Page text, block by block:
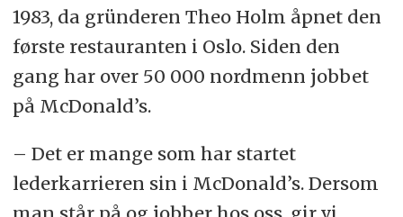
1983, da gründeren Theo Holm åpnet den
første restauranten i Oslo. Siden den
gang har over 50 000 nordmenn jobbet
på McDonald’s.
– Det er mange som har startet
lederkarrieren sin i McDonald’s. Dersom